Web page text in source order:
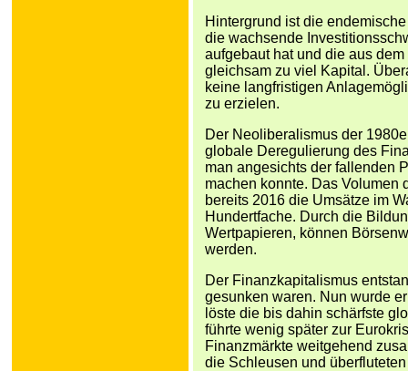
Hintergrund ist die
die wachsende
aufgebaut hat und die aus
gleichsam zu viel Kapital.
keine langfristigen
zu erzielen.
Der Neoliberalismus der
globale Deregulierung des
man angesichts der fallenden
machen konnte. Das Volumen
bereits 2016 die Umsätze im
Hundertfache. Durch die
Wertpapieren, können
werden.
Der Finanzkapitalismus
gesunken waren. Nun wurde
löste die bis dahin schärfste
führte wenig später zur
Finanzmärkte weitgehend
die Schleusen und